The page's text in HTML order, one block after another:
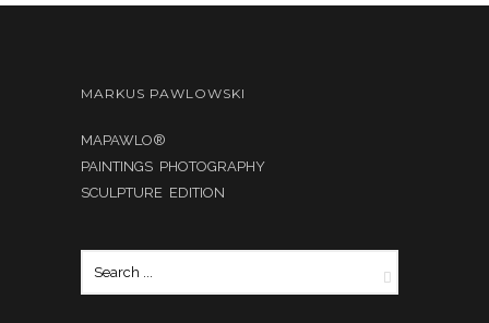
MARKUS PAWLOWSKI
MAPAWLO®
PAINTINGS PHOTOGRAPHY
SCULPTURE EDITION